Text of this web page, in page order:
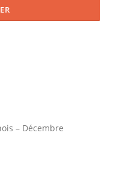
– Décembre